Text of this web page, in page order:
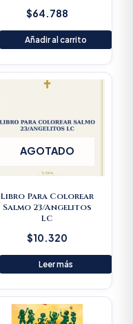
$64.788
Añadir al carrito
AGOTADO
Libro Para Colorear
Salmo 23/Angelitos
LC
$10.320
Leer más
Original
price
Current